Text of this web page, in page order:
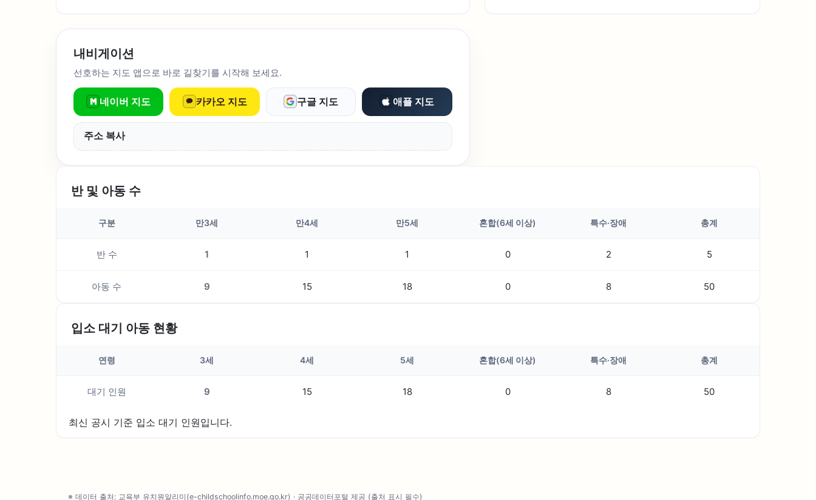
내비게이션
선호하는 지도 앱으로 바로 길찾기를 시작해 보세요.
네이버 지도 카카오 지도 구글 지도 애플 지도
주소 복사
반 및 아동 수
구분 만3세 만4세 만5세 혼합(6세 이상) 특수·장애 총계
반 수 1 1 1 0 2 5
아동 수 9 15 18 0 8 50
입소 대기 아동 현황
연령 3세 4세 5세 혼합(6세 이상) 특수·장애 총계
대기 인원 9 15 18 0 8 50
최신 공시 기준 입소 대기 인원입니다.
※ 데이터 출처: 교육부 유치원알리미(e-childschoolinfo.moe.go.kr) · 공공데이터포털 제공 (출처 표시 필수)